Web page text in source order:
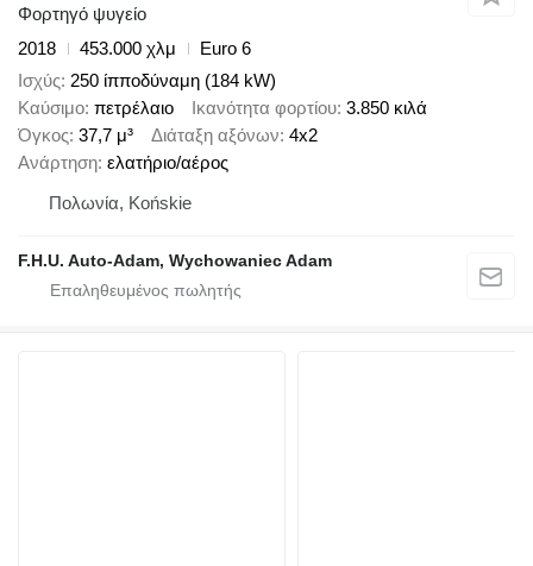
Φορτηγό ψυγείο
2018
453.000 χλμ
Euro 6
Ισχύς 250 ίπποδύναμη (184 kW)
Καύσιμο πετρέλαιο Ικανότητα φορτίου 3.850 κιλά
Όγκος 37,7 μ³ Διάταξη αξόνων 4x2
Ανάρτηση ελατήριο/αέρος
Πολωνία, Końskie
F.H.U. Auto-Adam, Wychowaniec Adam